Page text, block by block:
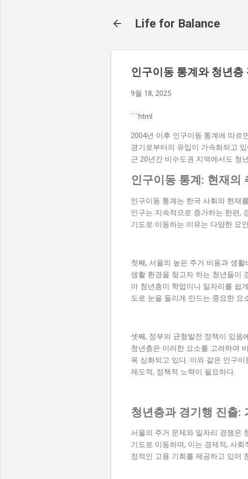
Life for Balance
인구이동 통계와 청년층
9월 18, 2025
```html
2004년 이후 인구이동 통계에 따르
경기로부터의 유입이 가속화되고
근 20년간 비수도권 지역에서도 청
인구이동 통계: 현재의
인구이동 통계는 한국 사회의 현재
인구는 지속적으로 증가하는 한편,
기도로 이동하는 이유는 다양한 요
첫째, 서울의 높은 주거 비용과 생
생활 환경을 찾고자 하는 청년들이
아 청년층이 학업이나 일자리를 쉽
도로 눈을 돌리게 만드는 중요한 요
셋째, 정부의 균형발전 정책이 있음
청년층은 이러한 요소를 고려하여
욱 심화되고 있다. 이와 같은 인구
제도적, 정책적 노력이 필요하다.
청년층과 경기행 진출:
서울의 주거 문제와 일자리 경쟁은
기도로 이동하며, 이는 경제적, 사
정적인 고용 기회를 제공하고 있어